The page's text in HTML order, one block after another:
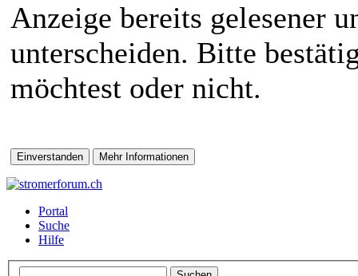
Anzeige bereits gelesener
unterscheiden. Bitte
möchtest oder nicht.
Portal
Suche
Hilfe